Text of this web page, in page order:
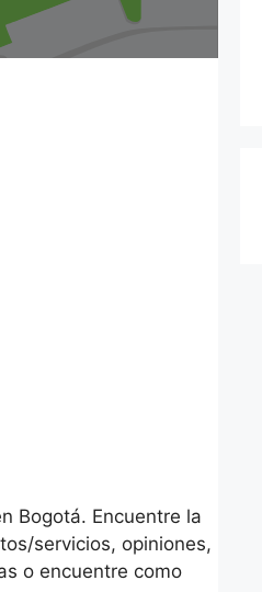
Bogotá. Encuentre la
servicios, opiniones,
o encuentre como